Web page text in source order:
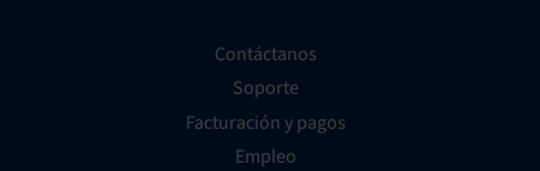
Contáctanos
Soporte
Facturación y pagos
Empleo